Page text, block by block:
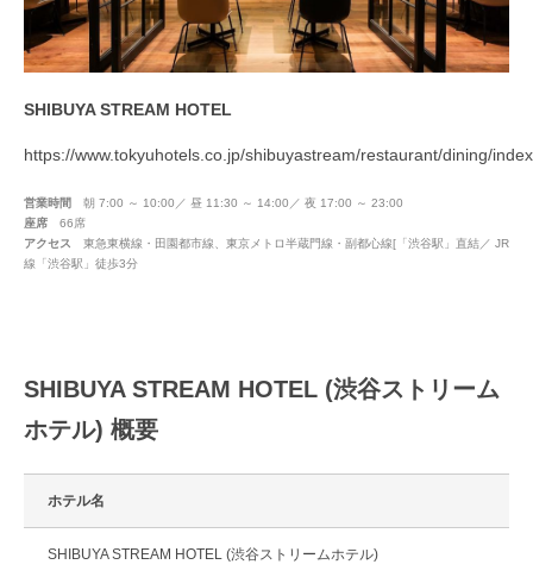
SHIBUYA STREAM HOTEL
https://www.tokyuhotels.co.jp/shibuyastream/restaurant/dining/
営業時間 朝 7:00 ～ 10:00／ 昼 11:30 ～ 14:00／ 夜 17:00 ～ 23:00
座席 66席
アクセス 東急東横線・田園都市線、東京メトロ半蔵門線・副都心線[「渋谷駅」直結／ JR
線「渋谷駅」徒歩3分
SHIBUYA STREAM HOTEL (渋谷ストリーム
ホテル) 概要
ホテル名
SHIBUYA STREAM HOTEL (渋谷ストリームホテル)